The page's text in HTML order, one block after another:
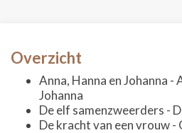
Overzicht
Anna, Hanna en Johanna -
Johanna
De elf samenzweerders -
De kracht van een vrouw -